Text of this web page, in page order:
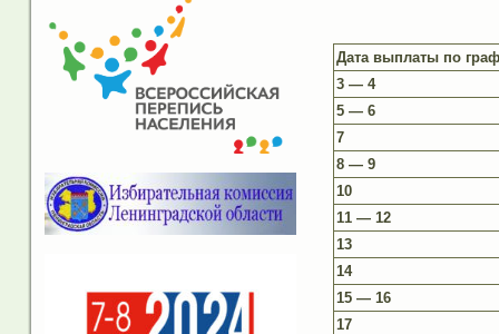
Дата выплаты по
3 — 4
5 — 6
7
8 — 9
10
11 — 12
13
14
15 — 16
17